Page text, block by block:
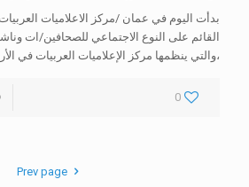
بدأت اليوم في عمان /مركز الاعلاميات
القائم على النوع الاجتماعي للصحافين/ات
،والتي ينظمها مركز الإعلاميات العربيات في
0
Prev page